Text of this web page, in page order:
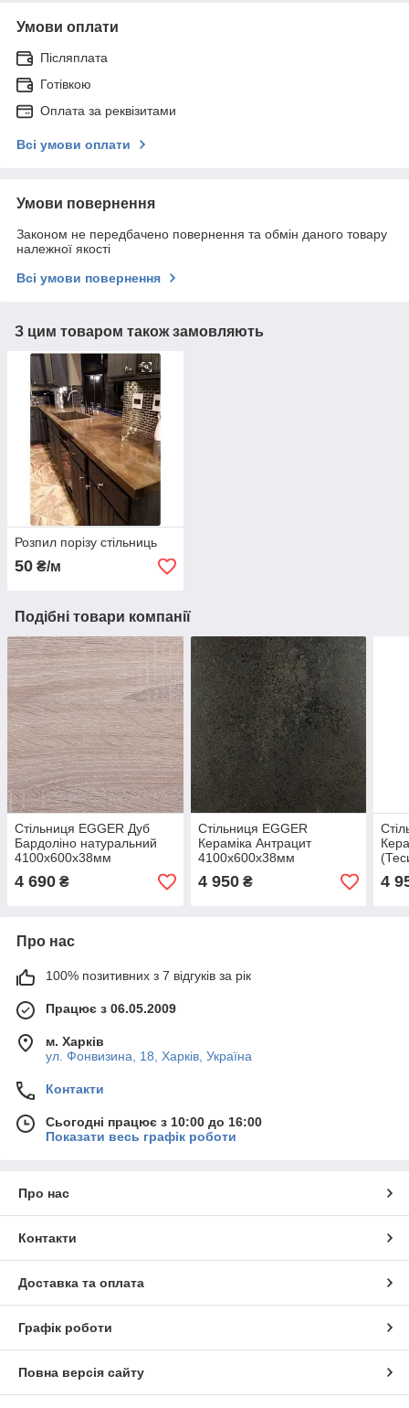
Умови оплати
Післяплата
Готівкою
Оплата за реквізитами
Всі умови оплати
Умови повернення
Законом не передбачено повернення та обмін даного товару
належної якості
Всі умови повернення
З цим товаром також замовляють
Розпил порізу стільниць
50 ₴/м
Подібні товари компанії
Стільниця EGGER Дуб
Бардоліно натуральний
4100х600х38мм
4 690 ₴
Стільниця EGGER
Кераміка Антрацит
4100х600х38мм
4 950₴ 4
Про нас
100% позитивних з 7 відгуків за рік
Працює з 06.05.2009
м. Харків
ул. Фонвизина, 18, Харків, Україна
Контакти
Сьогодні працює з 10:00 до 16:00
Показати весь графік роботи
Про нас
Контакти
Доставка та оплата
Графік роботи
Повна версія сайту